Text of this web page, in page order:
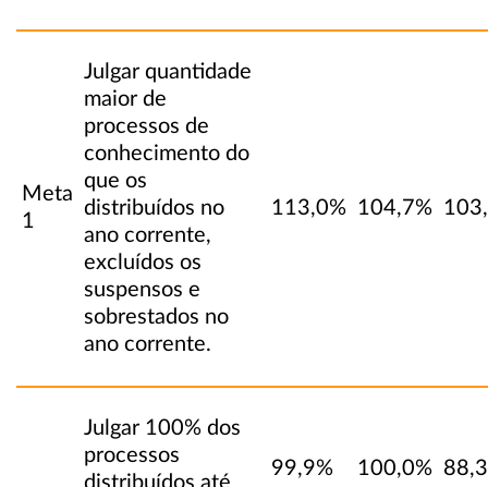
Meta
1
Julgar quantidade
maior de
processos de
conhecimento do
que os
distribuídos no
ano corrente,
excluídos os
suspensos e
sobrestados no
ano corrente.
113,0% 104,7%
Julgar 100% dos
processos
distribuídos até
99,9% 100,0%